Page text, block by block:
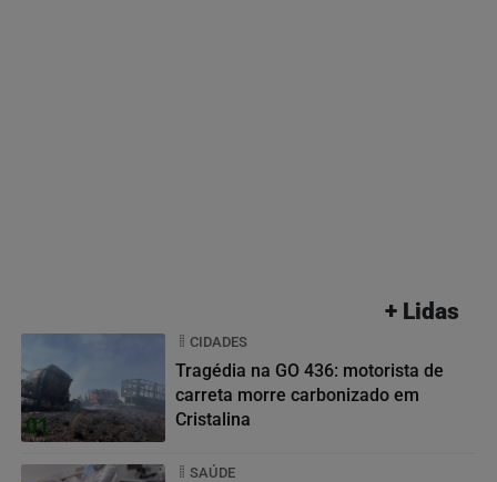
+ Lidas
01
CIDADES
Tragédia na GO 436: motorista de
carreta morre carbonizado em
Cristalina
SAÚDE